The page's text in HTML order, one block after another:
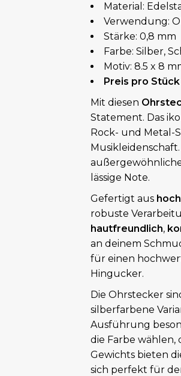
Material:
Verwendung:
Stärke: 0,8 mm
Farbe: Silber,
Motiv: 8.5 x 8
Preis pro Stück
Mit diesen
Statement. Das
Rock- und Metal-
lässige Note.
Gefertigt aus
robuste
hautfreundlich,
an deinem
für einen
Hingucker.
Die Ohrstecker
silberfarbene
Ausführung
die Farbe wählen,
Gewichts bieten
sich perfekt für